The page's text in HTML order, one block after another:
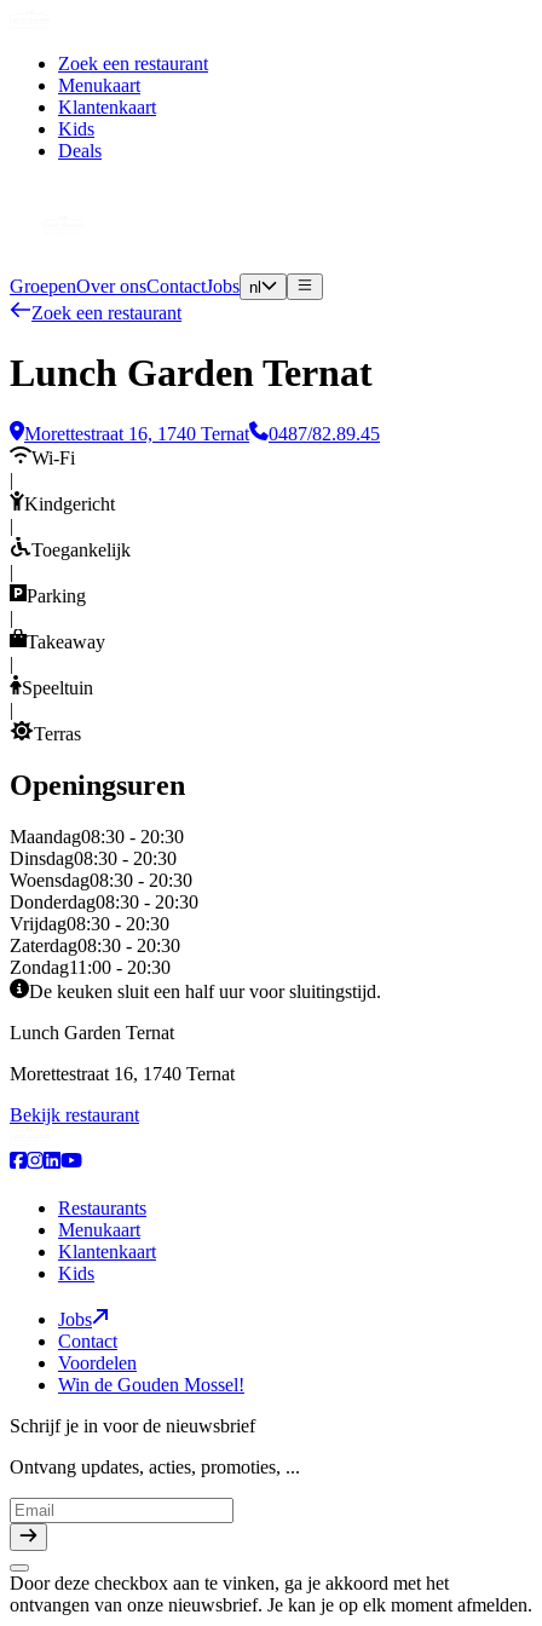
Zoek een restaurant
Menukaart
Klantenkaart
Kids
Deals
GroepenOver onsContactJobs nl
Zoek een restaurant
Lunch Garden Ternat
Morettestraat 16, 1740 Ternat
0487/82.89.45
Wi-Fi
|
Kindgericht
|
Toegankelijk
|
Parking
|
Takeaway
|
Speeltuin
|
Terras
Openingsuren
Maandag08:30 - 20:30
Dinsdag08:30 - 20:30
Woensdag08:30 - 20:30
Donderdag08:30 - 20:30
Vrijdag08:30 - 20:30
Zaterdag08:30 - 20:30
Zondag11:00 - 20:30
De keuken sluit een half uur voor sluitingstijd.
Lunch Garden Ternat
Morettestraat 16, 1740 Ternat
Bekijk restaurant
Restaurants
Menukaart
Klantenkaart
Kids
Jobs
Contact
Voordelen
Win de Gouden Mossel!
Schrijf je in voor de nieuwsbrief
Ontvang updates, acties, promoties, ...
Door deze checkbox aan te vinken, ga je akkoord met het
ontvangen van onze nieuwsbrief. Je kan je op elk moment afmelden.